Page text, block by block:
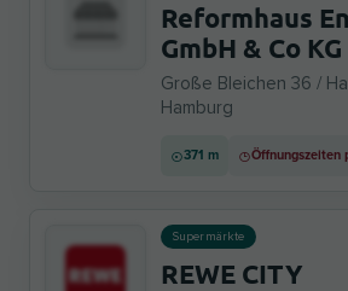
Reformhaus
GmbH & Co KG
Große Bleichen 36 /
Hamburg
371 m Öffnungszeiten
Supermärkte
REWE CITY